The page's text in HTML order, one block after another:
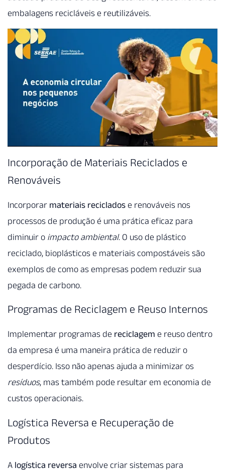
embalagens recicláveis e reutilizáveis.
Incorporação de Materiais Reciclados e
Renováveis
Incorporar materiais reciclados e renováveis nos
processos de produção é uma prática eficaz para
diminuir o impacto ambiental. O uso de plástico
reciclado, bioplásticos e materiais compostáveis são
exemplos de como as empresas podem reduzir sua
pegada de carbono.
Programas de Reciclagem e Reuso Internos
Implementar programas de reciclagem e reuso dentro
da empresa é uma maneira prática de reduzir o
desperdício. Isso não apenas ajuda a minimizar os
resíduos, mas também pode resultar em economia de
custos operacionais.
Logística Reversa e Recuperação de
Produtos
A logística reversa envolve criar sistemas para